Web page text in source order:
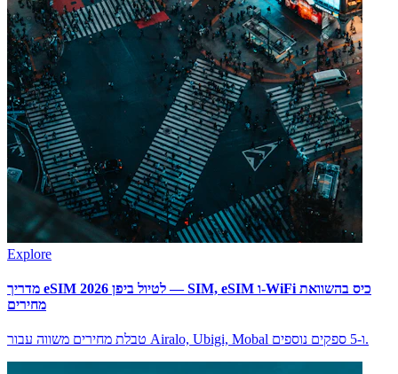
Explore
מדריך eSIM לטיול ביפן 2026 — SIM, eSIM ו-WiFi כיס בהשוואת
מחירים
טבלת מחירים משווה עבור Airalo, Ubigi, Mobal ו-5 ספקים נוספים.